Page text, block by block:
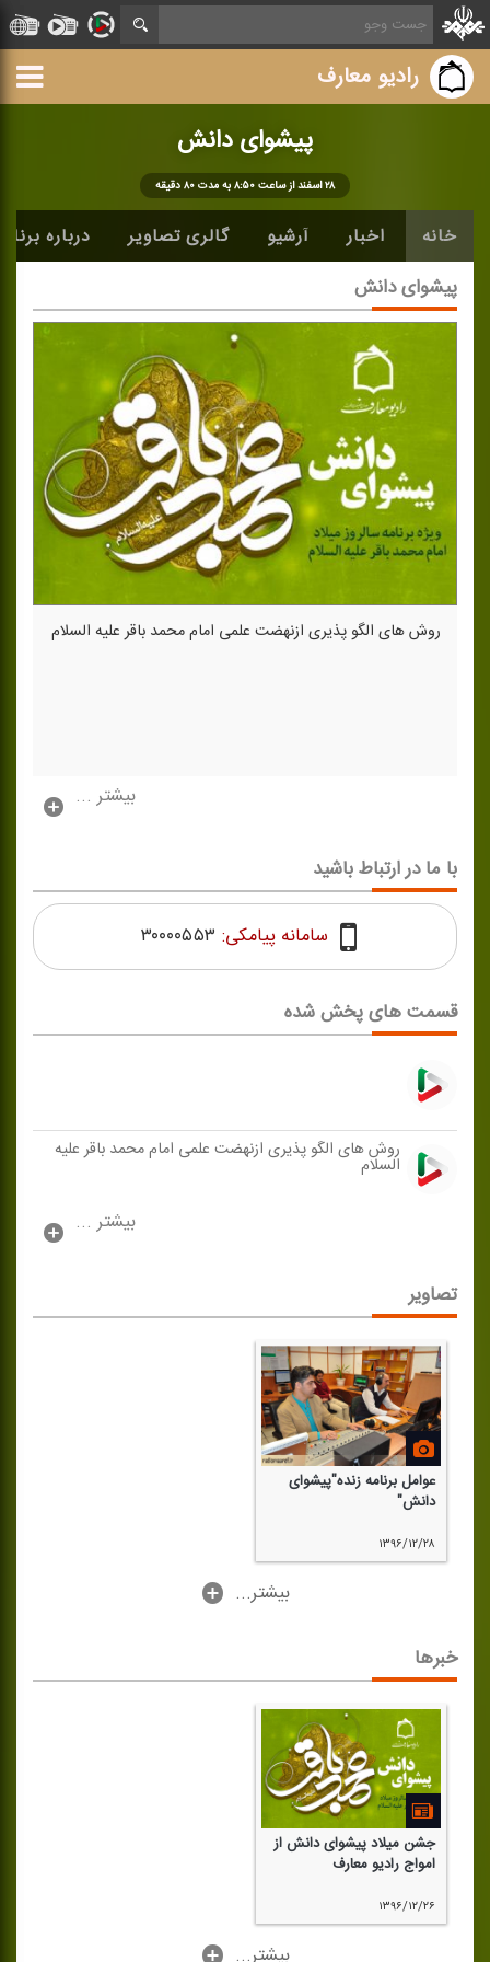
رادیو معارف
پیشوای دانش
۲۸ اسفند از ساعت ۸:۵۰ به مدت ۸۰ دقیقه
خانه اخبار آرشیو گالری تصاویر درباره
پیشوای دانش
روش های الگو پذیری ازنهضت علمی امام محمد باقر علیه السلام
بیشتر ...
قسمت های پخش شده
روش های الگو پذیری ازنهضت علمی امام محمد باقر علیه
السلام
بیشتر ...
با ما در ارتباط باشید
سامانه پیامکی: ۳۰۰۰۰۵۵۳
تصاویر
عوامل برنامه زنده"پیشوای
دانش"
۱۳۹۶/۱۲/۲۸
...بیشتر
خبرها
جشن میلاد پیشوای دانش از
امواج رادیو معارف
۱۳۹۶/۱۲/۲۶
...بیشتر